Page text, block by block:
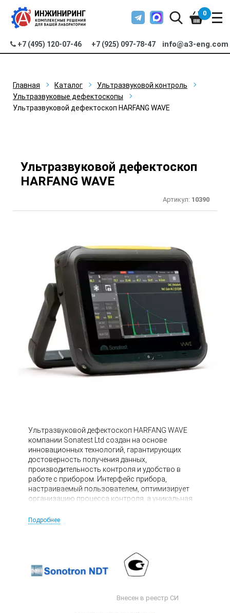
+7 (495) 120-07-46 +7 (925) 097-78-47 info@a3-eng.com
0
Главная Каталог
Ультразвуковой контроль
Ультразвуковые дефектоскопы
Ультразвуковой дефектоскоп HARFANG WAVE
Ультразвуковой дефектоскоп
HARFANG WAVE
Артикул: 10390
Ультразвуковой дефектоскоп HARFANG WAVE
компании Sonatest Ltd создан на основе
инновационных технологий, гарантирующих
достоверность получения данных,
производительность контроля и удобство в
работе с прибором. Интерфейс прибора,
настраиваемый пользователем, оптимизирует
организацию процесса контроля, а уникальная
сканирования «Интерскан» с возможностью
Подробнее
Внесен в реестр СИ